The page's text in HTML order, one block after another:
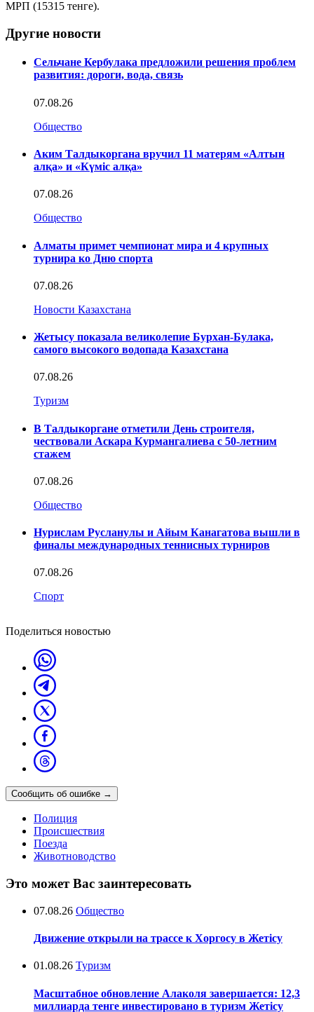
МРП (15315 тенге).
Другие новости
Сельчане Кербулака предложили решения проблем
развития: дороги, вода, связь
07.08.26
Общество
Аким Талдыкоргана вручил 11 матерям «Алтын
алқа» и «Күміс алқа»
07.08.26
Общество
Алматы примет чемпионат мира и 4 крупных
турнира ко Дню спорта
07.08.26
Новости Казахстана
Жетысу показала великолепие Бурхан-Булака,
самого высокого водопада Казахстана
07.08.26
Туризм
В Талдыкоргане отметили День строителя,
чествовали Аскара Курмангалиева с 50-летним
стажем
07.08.26
Общество
Нурислам Русланулы и Айым Канагатова вышли в
финалы международных теннисных турниров
07.08.26
Спорт
Поделиться новостью
Сообщить об ошибке →
Полиция
Происшествия
Поезда
Животноводство
Это может Вас заинтересовать
07.08.26 Общество
Движение открыли на трассе к Хоргосу в Жетісу
01.08.26 Туризм
Масштабное обновление Алаколя завершается: 12,3
миллиарда тенге инвестировано в туризм Жетісу